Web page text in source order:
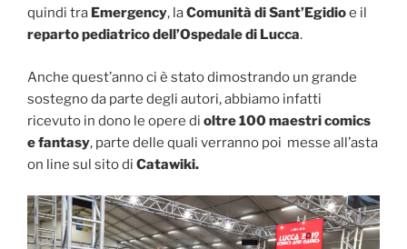
quindi tra Emergency, laComunità di Sant’Egidioe il
reparto pediatrico dell’Ospedale di Lucca.
Anche quest’anno ci è stato dimostrando un grande
sostegno da parte degli autori, abbiamo infatti
ricevuto in dono le opere di oltre 100 maestri comics
e fantasy, parte delle quali verranno poi messe all’asta
on line sul sito di Catawiki.